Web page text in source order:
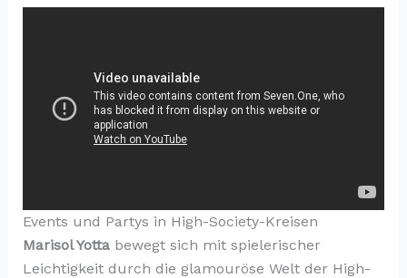
Events und Partys in High-Society-Kreisen
Marisol Yottabewegt sich mit spielerischer
Leichtigkeit durch die glamouröse Welt der High-